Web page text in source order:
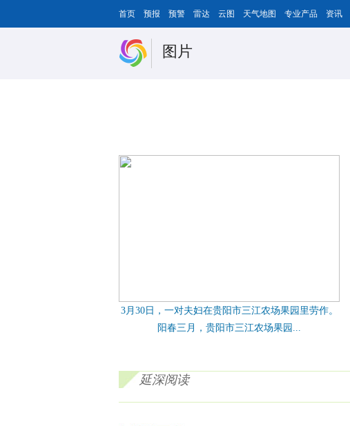
首页 预报 预警 雷达 云图 天气地图 专业产品 资讯
图片
3月30日，一对夫妇在贵阳市三江农场果园里劳作。
阳春三月，贵阳市三江农场果园...
延深阅读